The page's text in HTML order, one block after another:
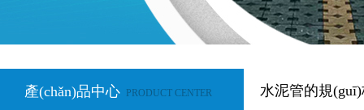
產(chǎn)品中心 PRODUCT CENTER 水泥管的規